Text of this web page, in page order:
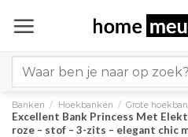
naar
for:
Banken / Hoekbanken / Grote
Excellent Bank Princess Met
roze – stof – 3-zits – elegant chic